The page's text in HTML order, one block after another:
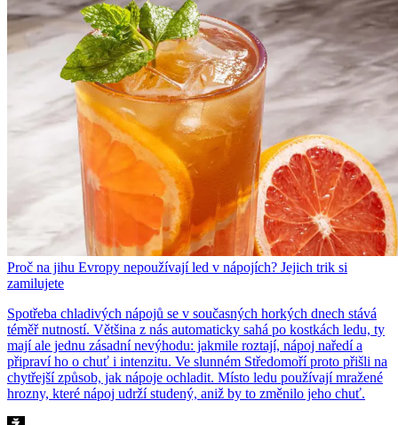
Proč na jihu Evropy nepoužívají led v nápojích? Jejich trik si
zamilujete
Spotřeba chladivých nápojů se v současných horkých dnech stává
téměř nutností. Většina z nás automaticky sahá po kostkách ledu, ty
mají ale jednu zásadní nevýhodu: jakmile roztají, nápoj naředí a
připraví ho o chuť i intenzitu. Ve slunném Středomoří proto přišli na
chytřejší způsob, jak nápoje ochladit. Místo ledu používají mražené
hrozny, které nápoj udrží studený, aniž by to změnilo jeho chuť.